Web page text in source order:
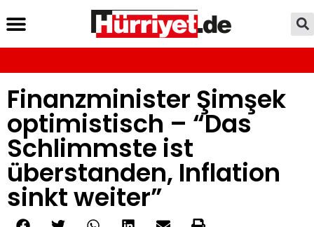
Finanzminister Şimşek
optimistisch – “Das
Schlimmste ist
überstanden, Inflation
sinkt weiter”